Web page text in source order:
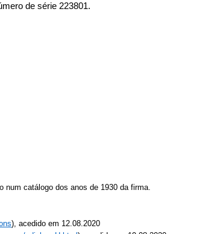
de série 223801.
num catálogo dos anos de 1930 da firma.
), acedido em 12.08.2020